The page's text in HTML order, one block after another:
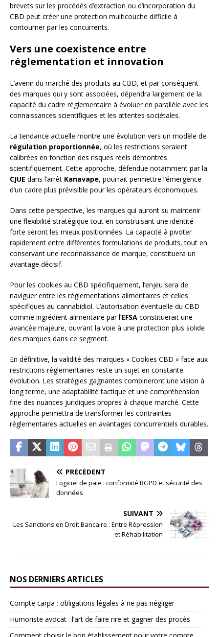
brevets sur les procédés d’extraction ou d’incorporation du
CBD peut créer une protection multicouche difficile à
contourner par les concurrents.
Vers une coexistence entre
réglementation et innovation
L’avenir du marché des produits au CBD, et par conséquent
des marques qui y sont associées, dépendra largement de la
capacité du cadre réglementaire à évoluer en parallèle avec les
connaissances scientifiques et les attentes sociétales.
La tendance actuelle montre une évolution vers un modèle de
régulation proportionnée, où les restrictions seraient
calibrées en fonction des risques réels démontrés
scientifiquement. Cette approche, défendue notamment par la
CJUE dans l’arrêt Kanavape, pourrait permettre l’émergence
d’un cadre plus prévisible pour les opérateurs économiques.
Dans cette perspective, les marques qui auront su maintenir
une flexibilité stratégique tout en construisant une identité
forte seront les mieux positionnées. La capacité à pivoter
rapidement entre différentes formulations de produits, tout en
conservant une reconnaissance de marque, constituera un
avantage décisif.
Pour les cookies au CBD spécifiquement, l’enjeu sera de
naviguer entre les réglementations alimentaires et celles
spécifiques au cannabidiol. L’autorisation éventuelle du CBD
comme ingrédient alimentaire par l’EFSA constituerait une
avancée majeure, ouvrant la voie à une protection plus solide
des marques dans ce segment.
En définitive, la validité des marques « Cookies CBD » face aux
restrictions réglementaires reste un sujet en constante
évolution. Les stratégies gagnantes combineront une vision à
long terme, une adaptabilité tactique et une compréhension
fine des nuances juridiques propres à chaque marché. Cette
approche permettra de transformer les contraintes
réglementaires actuelles en avantages concurrentiels durables.
PRÉCÉDENT
Logiciel de paie : conformité RGPD et sécurité des
données
SUIVANT
Les Sanctions en Droit Bancaire : Entre Répression
et Réhabilitation
NOS DERNIERS ARTICLES
Compte carpa : obligations légales à ne pas négliger
Humoriste avocat : l’art de faire rire et gagner des procès
Comment choisir le bon établissement pour votre compte